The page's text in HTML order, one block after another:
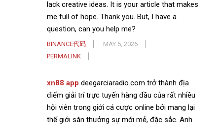
lack creative ideas. It is your article that makes
me full of hope. Thank you. But, I have a
question, can you help me?
BINANCE代码
MAY 5, 2026
PERMALINK
xn88 app deegarciaradio.com trở thành địa
điểm giải trí trực tuyến hàng đầu của rất nhiều
hội viên trong giới cá cược online bởi mang lại
thế giới săn thưởng sự mới mẻ, đặc sắc. Anh